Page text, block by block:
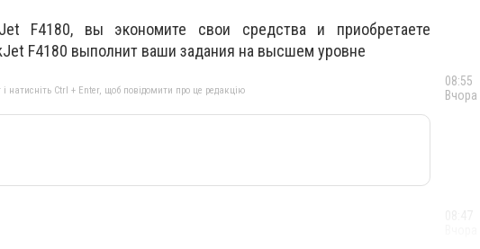
F4180, вы экономите свои средства и приобретаете
F4180 выполнит ваши задания на высшем уровне
натисніть Ctrl + Enter, щоб повідомити про це редакцію
08:55
Вчора